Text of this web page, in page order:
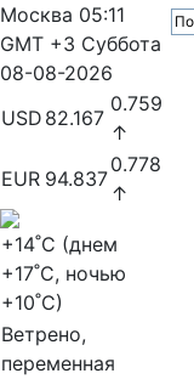
Москва 05:11
GMT +3 Суббота
08-08-2026
USD 82.167
0.759
↑
EUR 94.837
0.778
↑
+14˚C (днем
+17˚C, ночью
+10˚C)
Ветрено,
переменная